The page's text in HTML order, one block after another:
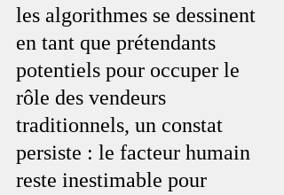
les algorithmes se dessinent
en tant que prétendants
potentiels pour occuper le
rôle des vendeurs
traditionnels, un constat
persiste : le facteur humain
reste inestimable pour